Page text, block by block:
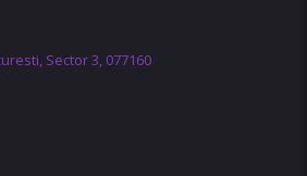
Sector 3, 077160